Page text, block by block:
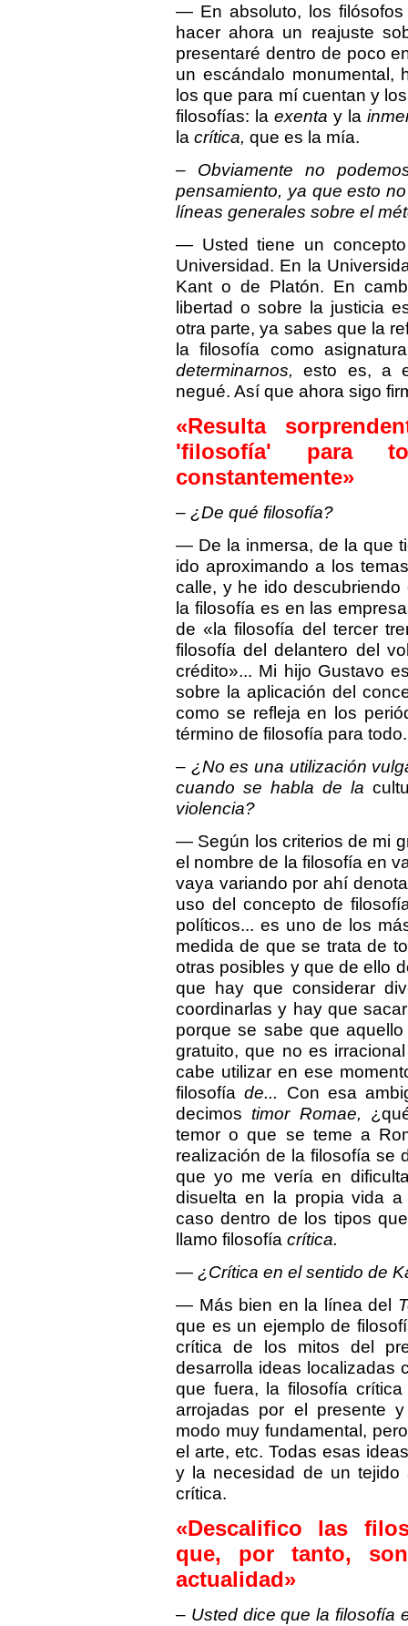
— En absoluto, los
hacer ahora un reajuste
presentaré dentro de poco
un escándalo monumental,
los que para mí cuentan y
filosofías: la exenta y la
la crítica, que es la mía.
– Obviamente no
pensamiento, ya que esto
líneas generales sobre el
— Usted tiene un
Universidad. En la
Kant o de Platón. En
libertad o sobre la justicia
otra parte, ya sabes que la
la filosofía como
determinarnos, esto es, a
negué. Así que ahora sigo
«Resulta
'filosofía' para
constantemente»
– ¿De qué filosofía?
— De la inmersa, de la que
ido aproximando a los
calle, y he ido
la filosofía es en las
de «la filosofía del tercer
filosofía del delantero del
crédito»... Mi hijo Gustavo
sobre la aplicación del
como se refleja en los
término de filosofía para
– ¿No es una utilización
cuando se habla de la
violencia?
— Según los criterios de mi
el nombre de la filosofía en
vaya variando por ahí
uso del concepto de
políticos... es uno de los
medida de que se trata de
otras posibles y que de ello
que hay que considerar
coordinarlas y hay que
porque se sabe que
gratuito, que no es
cabe utilizar en ese
filosofíade... Con esa
decimostimor Romae,
temor o que se teme a
realización de la filosofía se
que yo me vería en
disuelta en la propia vida
caso dentro de los tipos
llamo filosofía crítica.
— ¿Crítica en el sentido de
— Más bien en la línea del
que es un ejemplo de
crítica de los mitos del
desarrolla ideas localizadas
que fuera, la filosofía
arrojadas por el presente
modo muy fundamental,
el arte, etc. Todas esas
y la necesidad de un tejido
crítica.
«Descalifico las
que, por tanto,
actualidad»
– Usted dice que la filosofía